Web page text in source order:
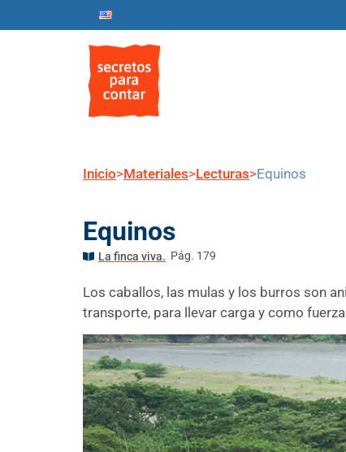
Inicio>Materiales>Lecturas>Equinos
Equinos
La finca viva. Pág. 179
Los caballos, las mulas y los burros son
transporte, para llevar carga y como